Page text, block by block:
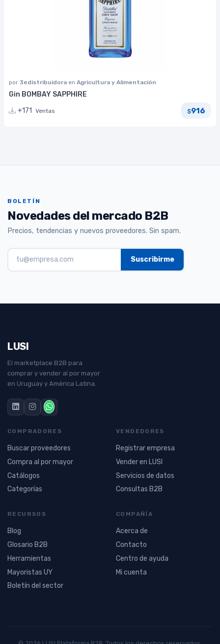
por 3edistribuidora en Agricultura y Alimentación
Gin BOMBAY SAPPHIRE
+171
Ventas $916
BOLETÍN
Novedades del mercado B2B
Precios, tendencias y nuevos proveedores. Sin spam.
LUSI
El marketplace B2B para
comprar y vender al por mayor
en Uruguay y América Latina.
COMPRADORES
Buscar proveedores
Compra al por mayor
Catálogos
Categorías
VENDEDORES
Registrar empresa
Vender en LUSI
Servicios de datos
Consultas B2B
RECURSOS
Blog
Glosario B2B
Herramientas
Mayoristas UY
Boletín del sector
COMPAÑÍA
Acerca de
Contacto
Centro de ayuda
Mi cuenta